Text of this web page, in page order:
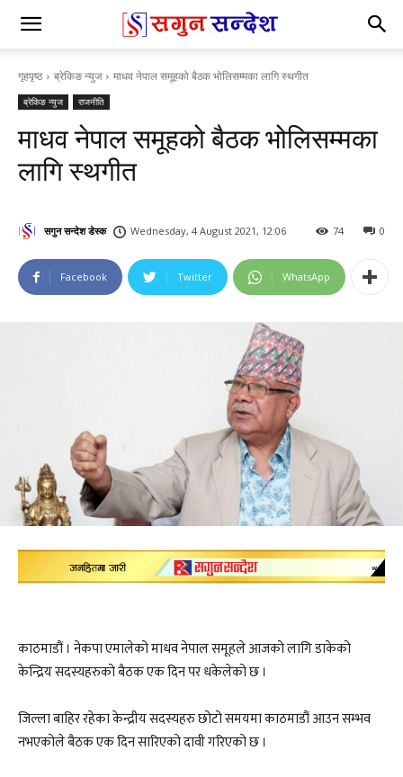
गृहपृष्ठ ब्रेकिङ न्युज माधव नेपाल समूहको बैठक भोलिसम्मका लागि स्थगीत
ब्रेकिङ न्युज राजनीति
माधव नेपाल समूहको बैठक भोलिसम्मका
लागि स्थगीत
सगुन सन्देश डेस्क Wednesday, 4 August 2021, 12:06 0
74
Facebook Twitter WhatsApp
काठमाडौं । नेकपा एमालेको माधव नेपाल समूहले आजको लागि डाकेको
केन्द्रिय सदस्यहरुको बैठक एक दिन पर धकेलेको छ ।
जिल्ला बाहिर रहेका केन्द्रीय सदस्यहरु छोटो समयमा काठमाडौं आउन सम्भव
नभएकोले बैठक एक दिन सारिएको दावी गरिएको छ ।